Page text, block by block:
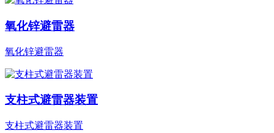
氧化锌避雷器
氧化锌避雷器
支柱式避雷器装置
支柱式避雷器装置